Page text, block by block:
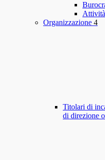
Organizzazione 4
Titolari di
di direzione